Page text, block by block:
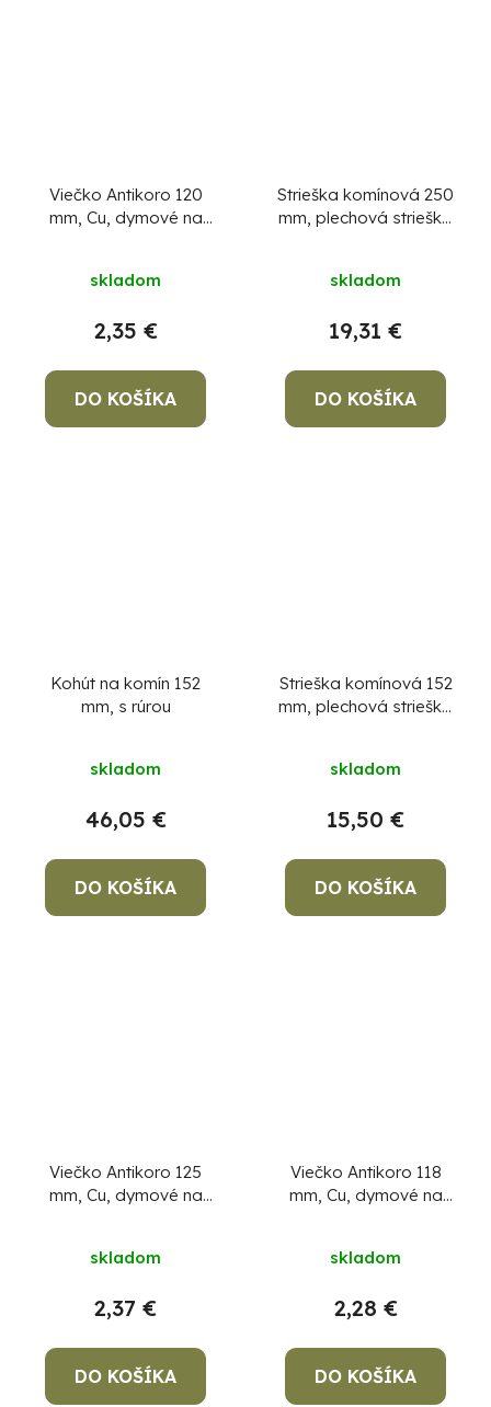
Viečko Antikoro 120
mm, Cu, dymové na
zátka
skladom
2,35 €
DO KOŠÍKA
Strieška komínová 250
mm, plechová strieška
skladom
19,31 €
DO KOŠÍKA
Kohút na komín 152
mm, s rúrou
skladom
46,05 €
DO KOŠÍKA
Strieška komínová 152
mm, plechová strieška
skladom
15,50 €
DO KOŠÍKA
Viečko Antikoro 125
mm, Cu, dymové na
zátka
skladom
2,37 €
DO KOŠÍKA
Viečko Antikoro 118
mm, Cu, dymové na
zátka
skladom
2,28 €
DO KOŠÍKA